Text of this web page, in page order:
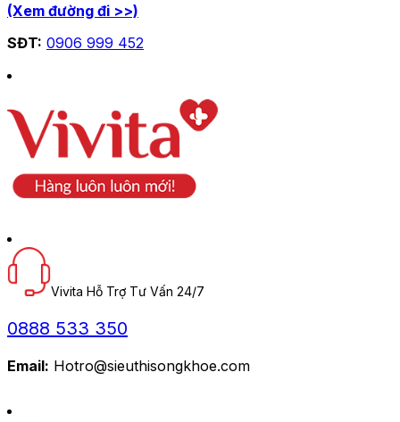
(Xem đường đi >>)
SĐT: 0906 999 452
Vivita Hỗ Trợ Tư Vấn 24/7
0888 533 350
Email: Hotro@sieuthisongkhoe.com